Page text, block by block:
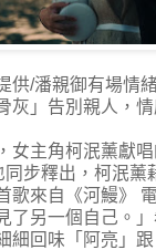
供/潘親御有場情
灰」告別親人，情
女主角柯泯薰獻
同步釋出，柯泯薰
歌來自《河鰻》
了另一個自己。
細回味「阿亮」